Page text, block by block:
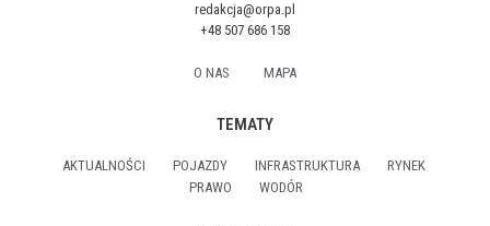
redakcja@orpa.pl
+48 507 686 158
O NAS MAPA
TEMATY
AKTUALNOŚCI POJAZDY INFRASTRUKTURA
RYNEK
PRAWO
WODÓR